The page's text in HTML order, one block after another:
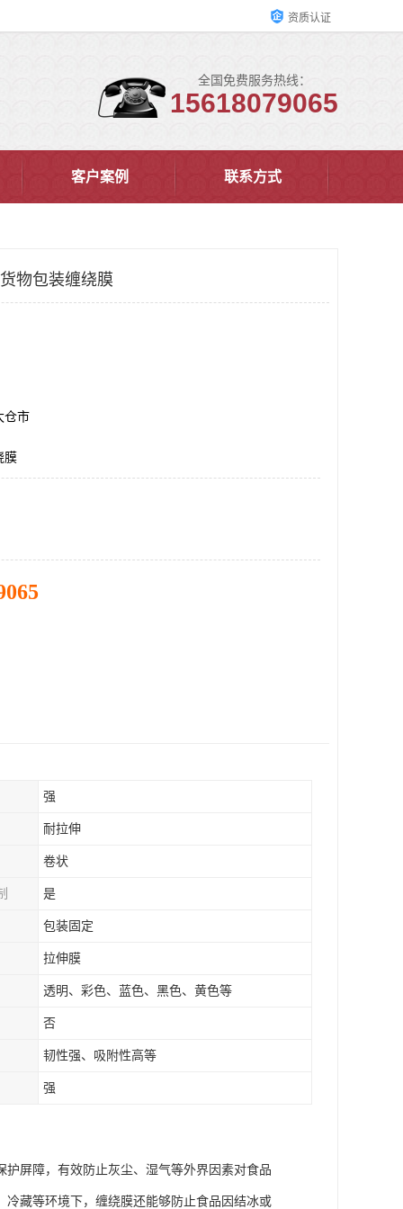
资质认证
全国免费服务热线：
15618079065
客户案例 联系方式
物包装缠绕膜
仓市
膜
强
耐拉伸
卷状
是
包装固定
拉伸膜
透明、彩色、蓝色、黑色、黄色等
否
韧性强、吸附性高等
强
屏障，有效防止灰尘、湿气等外界因素对食品
藏等环境下，缠绕膜还能够防止食品因结冰或